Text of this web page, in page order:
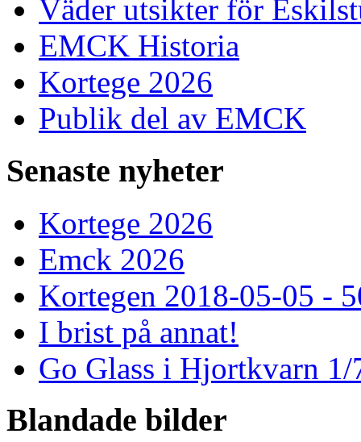
Väder utsikter för
EMCK Historia
Kortege 2026
Publik del av EMCK
Senaste nyheter
Kortege 2026
Emck 2026
Kortegen 2018-05-05 -
I brist på annat!
Go Glass i Hjortkvarn 1/
Blandade bilder